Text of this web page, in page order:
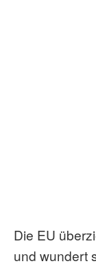
Die EU
und wundert